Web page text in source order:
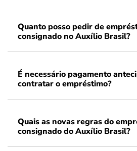
Quanto posso pedir de
consignado no Auxílio Brasil?
É necessário pagamento
contratar o empréstimo?
Quais as novas regras do
consignado do Auxílio Brasil?